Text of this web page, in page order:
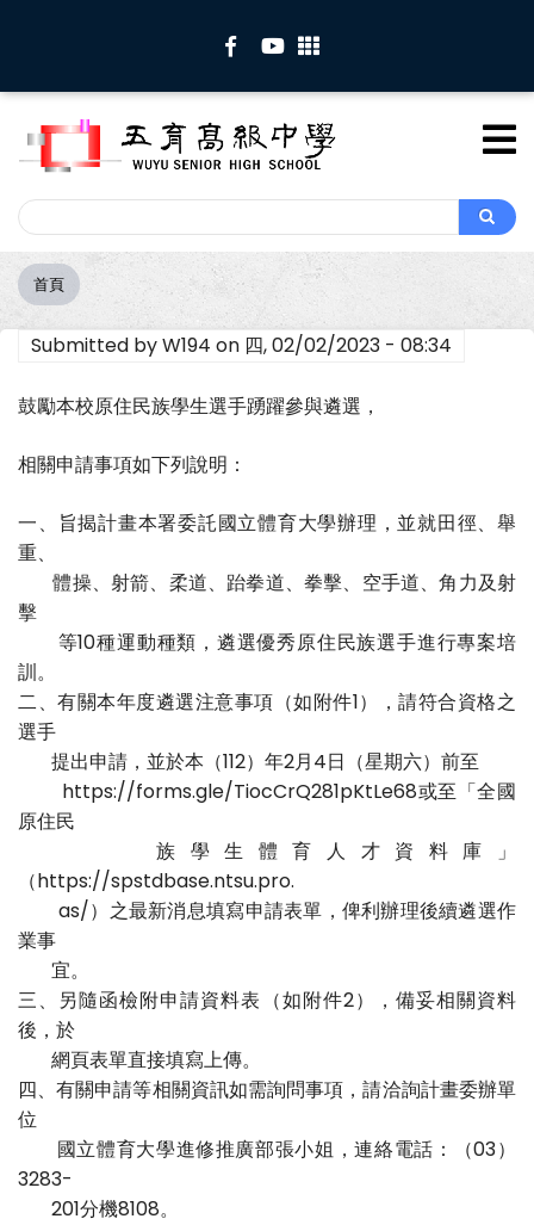
內
Search
Search
導
航
連
首頁
Submitted byW194 on 四, 02/02/2023 - 08:34
鼓勵本校原住民族學生選手踴躍參與遴選，
相關申請事項如下列說明：
一、旨揭計畫本署委託國立體育大學辦理，並就田徑、舉
重、
體操、射箭、柔道、跆拳道、拳擊、空手道、角力及射
擊
等10種運動種類，遴選優秀原住民族選手進行專案培
訓。
二、有關本年度遴選注意事項（如附件1），請符合資格之
選手
提出申請，並於本（112）年2月4日（星期六）前至
https://forms.gle/TiocCrQ281pKtLe68或至「全國
原住民
族學生體育人才資料庫」
（https://spstdbase.ntsu.pro.
as/）之最新消息填寫申請表單，俾利辦理後續遴選作
業事
宜。
三、另隨函檢附申請資料表（如附件2），備妥相關資料
後，於
網頁表單直接填寫上傳。
四、有關申請等相關資訊如需詢問事項，請洽詢計畫委辦單
位
國立體育大學進修推廣部張小姐，連絡電話：（03）
3283-
201分機8108。